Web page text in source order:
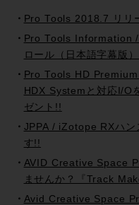
Pro Tools 2018.7 リリ
Pro Tools Information /
ロール（日本語字幕版
Pro Tools HD
HDX Systemと対応I/O
ゼント!!
JPPA / iZotope RXハン
す!!
AVID Creative Space
ませんか？『Track
Avid Creative Space